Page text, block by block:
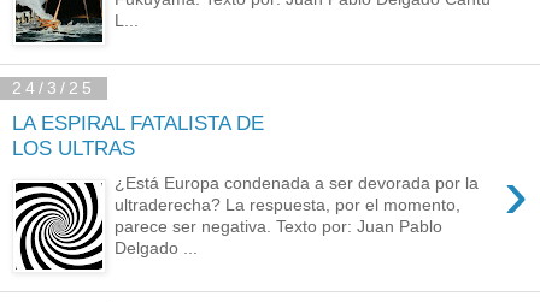
L...
24/3/25
LA ESPIRAL FATALISTA DE
LOS ULTRAS
›
¿Está Europa condenada a ser devorada por la
ultraderecha? La respuesta, por el momento,
parece ser negativa. Texto por: Juan Pablo
Delgado ...